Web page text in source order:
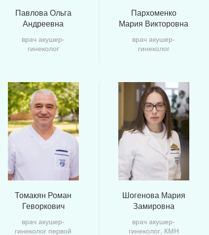
Павлова Ольга
Андреевна
врач акушер-
гинеколог
Пархоменко
Мария Викторовна
врач акушер-
гинеколог
Томакян Роман
Геворкович
врач акушер-
гинеколог первой
Шогенова Мария
Замировна
врач акушер-
гинеколог, КМН